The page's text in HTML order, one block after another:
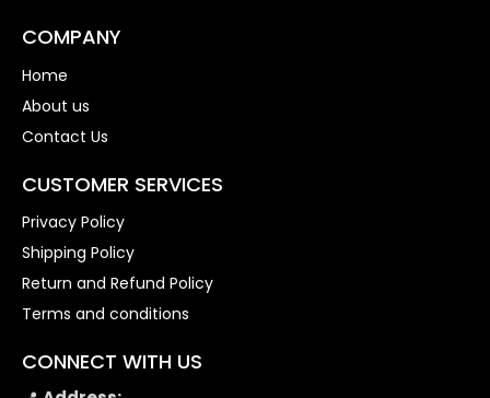
COMPANY
Home
About us
Contact Us
CUSTOMER SERVICES
Privacy Policy
Shipping Policy
Return and Refund Policy
Terms and conditions
CONNECT WITH US